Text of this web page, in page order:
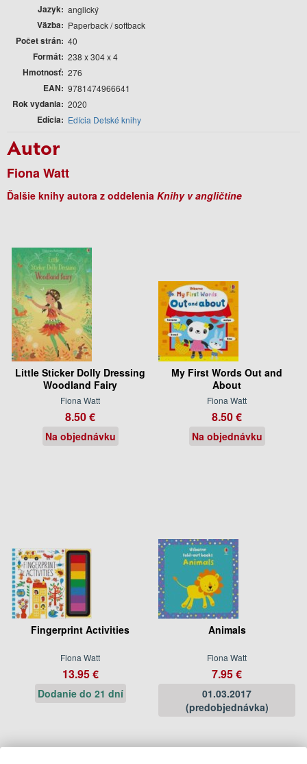
Jazyk anglický
Väzba Paperback / softback
Počet strán 40
Formát 238 x 304 x 4
Hmotnosť 276
EAN 9781474966641
Rok vydania 2020
Edícia Edícia Detské knihy
Autor
Fiona Watt
Ďalšie knihy autora z oddelenia Knihy v angličtine
Little Sticker Dolly Dressing
Woodland Fairy
Fiona Watt
8.50 €
Na objednávku
My First Words Out and
About
Fiona Watt
8.50 €
Na objednávku
Fingerprint Activities
Fiona Watt
13.95 €
Dodanie do 21 dní
Animals
Fiona Watt
7.95 €
01.03.2017
(predobjednávka)